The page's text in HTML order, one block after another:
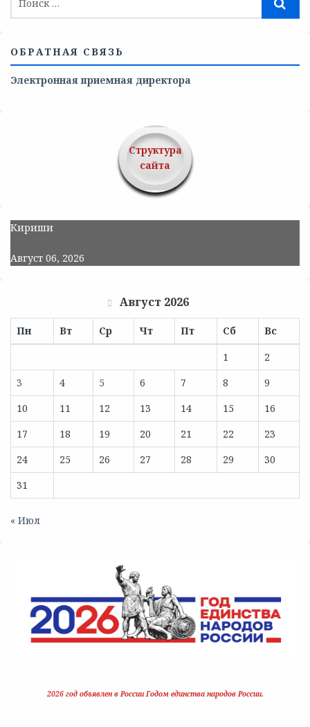
ОБРАТНАЯ СВЯЗЬ
Электронная приемная директора
Структура
сайта
Кириши
Август 06, 2026
Август 2026
Пн Вт Ср Чт Пт Сб
Вс
1
2
3
4 5 6 7 8
9
10
11 12 13 14 15
16
17
18 19 20 21 22
23
24
25 26 27 28 29
30
31
« Июл
2026 год объявлен в России Годом единства народов России.